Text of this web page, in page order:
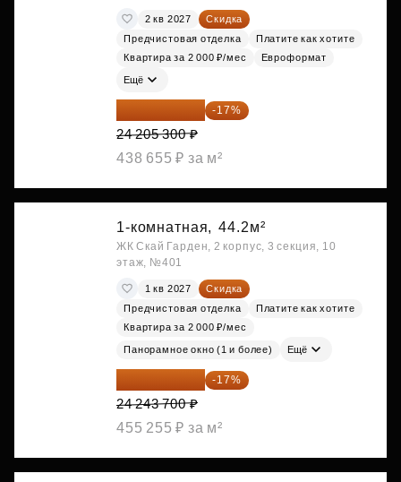
2 кв 2027
Скидка
Предчистовая отделка
Платите как хотите
Квартира за 2 000 ₽/мес
Евроформат
Ещё
20 090 399 ₽ -17%
24 205 300 ₽
438 655 ₽ за м²
1-комнатная, 44.2м²
ЖК Скай Гарден, 2 корпус, 3 секция, 10
этаж, №401
1 кв 2027
Скидка
Предчистовая отделка
Платите как хотите
Квартира за 2 000 ₽/мес
Панорамное окно (1 и более) Ещё
20 122 271 ₽ -17%
24 243 700 ₽
455 255 ₽ за м²